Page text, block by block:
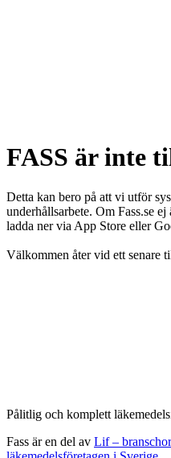
FASS är inte
Detta kan bero på att vi utför
underhållsarbete. Om Fass.se
ladda ner via App Store eller
Välkommen åter vid ett senare
Pålitlig och komplett
Fass är en del av Lif –